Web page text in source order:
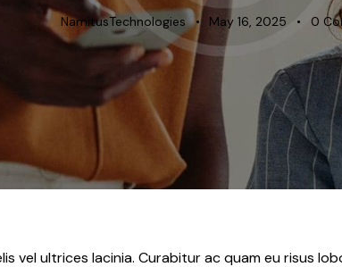
NamitusTechnologies May 16, 2025 0
vel ultrices lacinia. Curabitur ac quam eu risus